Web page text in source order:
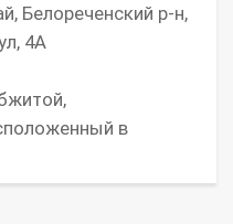
Белореченский р-н,
4А
в